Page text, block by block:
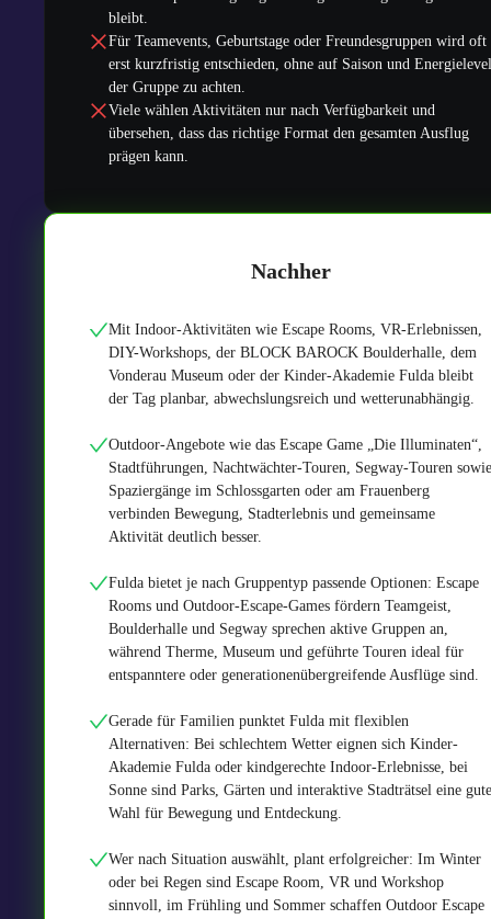
bleibt.
Für Teamevents, Geburtstage oder Freundesgruppen wird oft
erst kurzfristig entschieden, ohne auf Saison und Energielevel
der Gruppe zu achten.
Viele wählen Aktivitäten nur nach Verfügbarkeit und
übersehen, dass das richtige Format den gesamten Ausflug
prägen kann.
Nachher
Mit Indoor-Aktivitäten wie Escape Rooms, VR-Erlebnissen,
DIY-Workshops, der BLOCK BAROCK Boulderhalle, dem
Vonderau Museum oder der Kinder-Akademie Fulda bleibt
der Tag planbar, abwechslungsreich und wetterunabhängig.
Outdoor-Angebote wie das Escape Game „Die Illuminaten“,
Stadtführungen, Nachtwächter-Touren, Segway-Touren sowie
Spaziergänge im Schlossgarten oder am Frauenberg
verbinden Bewegung, Stadterlebnis und gemeinsame
Aktivität deutlich besser.
Fulda bietet je nach Gruppentyp passende Optionen: Escape
Rooms und Outdoor-Escape-Games fördern Teamgeist,
Boulderhalle und Segway sprechen aktive Gruppen an,
während Therme, Museum und geführte Touren ideal für
entspanntere oder generationenübergreifende Ausflüge sind.
Gerade für Familien punktet Fulda mit flexiblen
Alternativen: Bei schlechtem Wetter eignen sich Kinder-
Akademie Fulda oder kindgerechte Indoor-Erlebnisse, bei
Sonne sind Parks, Gärten und interaktive Stadträtsel eine gute
Wahl für Bewegung und Entdeckung.
Wer nach Situation auswählt, plant erfolgreicher: Im Winter
oder bei Regen sind Escape Room, VR und Workshop
sinnvoll, im Frühling und Sommer schaffen Outdoor Escape